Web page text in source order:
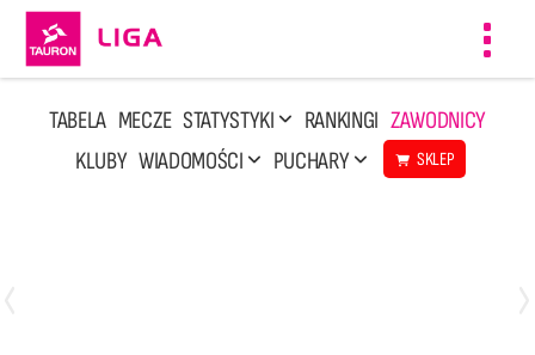
TABELA MECZE STATYSTYKI RANKINGI ZAWODNICY
KLUBY WIADOMOŚCI PUCHARY SKLEP